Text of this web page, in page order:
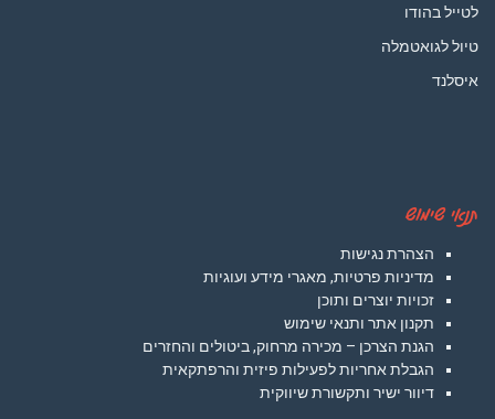
לטייל בהודו
טיול לגואטמלה
איסלנד
תנאי שימוש
הצהרת נגישות
מדיניות פרטיות, מאגרי מידע ועוגיות
זכויות יוצרים ותוכן
תקנון אתר ותנאי שימוש
הגנת הצרכן – מכירה מרחוק, ביטולים והחזרים
הגבלת אחריות לפעילות פיזית והרפתקאית
דיוור ישיר ותקשורת שיווקית